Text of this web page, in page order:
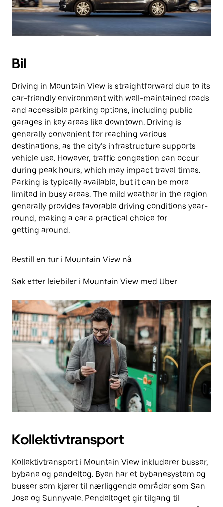
Bil
Driving in Mountain View is straightforward due to its
car-friendly environment with well-maintained roads
and accessible parking options, including public
garages in key areas like downtown. Driving is
generally convenient for reaching various
destinations, as the city’s infrastructure supports
vehicle use. However, traffic congestion can occur
during peak hours, which may impact travel times.
Parking is typically available, but it can be more
limited in busy areas. The mild weather in the region
generally provides favorable driving conditions year-
round, making a car a practical choice for
getting around.
Bestill en tur i Mountain View nå
Søk etter leiebiler i Mountain View med Uber
Kollektivtransport
Kollektivtransport i Mountain View inkluderer busser,
bybane og pendeltog. Byen har et bybanesystem og
busser som kjører til nærliggende områder som San
Jose og Sunnyvale. Pendeltoget gir tilgang til